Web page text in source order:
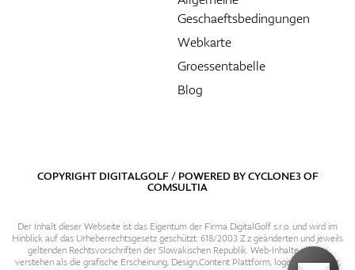
Geschaeftsbedingungen
Webkarte
Groessentabelle
Blog
COPYRIGHT DIGITALGOLF / POWERED BYCYCLONE3OF
COMSULTIA
Der Inhalt dieser Webseite ist das Eigentum der Firma DigitalGolf s.r.o. und wird im
Hinblick auf das Urheberrechtsgesetz geschützt. 618/2003 Z.z geänderten und jeweils
geltenden Rechtsvorschriften der Slowakischen Republik. Web-Inhalte sind zu
verstehen als die grafische Erscheinung, Design,Content Plattform, logische Struktur,